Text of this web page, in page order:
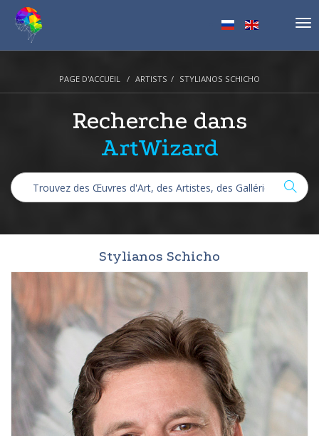
PAGE D'ACCUEIL ARTISTS STYLIANOS SCHICHO
Recherche dans
ArtWizard
Stylianos Schicho